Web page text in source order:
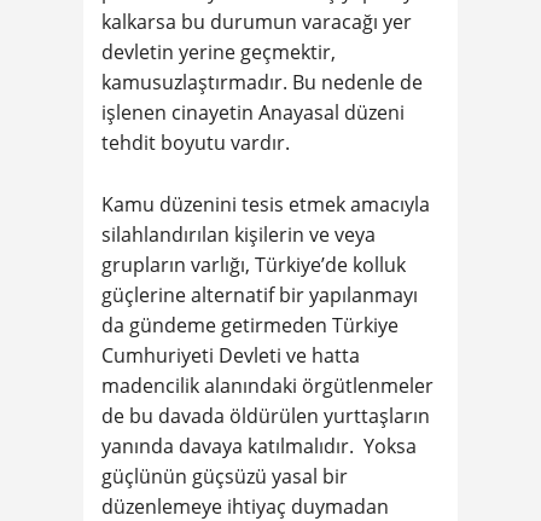
kalkarsa bu durumun varacağı yer
devletin yerine geçmektir,
kamusuzlaştırmadır. Bu nedenle de
işlenen cinayetin Anayasal düzeni
tehdit boyutu vardır.
Kamu düzenini tesis etmek amacıyla
silahlandırılan kişilerin ve veya
grupların varlığı, Türkiye’de kolluk
güçlerine alternatif bir yapılanmayı
da gündeme getirmeden Türkiye
Cumhuriyeti Devleti ve hatta
madencilik alanındaki örgütlenmeler
de bu davada öldürülen yurttaşların
yanında davaya katılmalıdır. Yoksa
güçlünün güçsüzü yasal bir
düzenlemeye ihtiyaç duymadan